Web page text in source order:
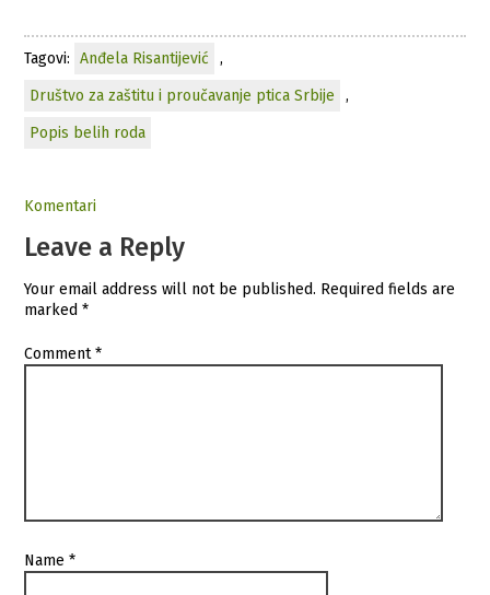
Tagovi: Anđela Risantijević
,
Društvo za zaštitu i proučavanje ptica Srbije
,
Popis belih roda
Komentari
Leave a Reply
Your email address will not be published. Required fields are
marked*
Comment*
Name*